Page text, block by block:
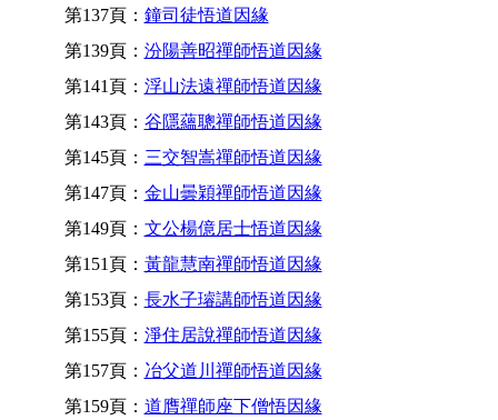
第137頁： 鐘司徒悟道因緣
第139頁： 汾陽善昭禪師悟道因緣
第141頁： 浮山法遠禪師悟道因緣
第143頁： 谷隱蘊聰禪師悟道因緣
第145頁： 三交智嵩禪師悟道因緣
第147頁： 金山曇穎禪師悟道因緣
第149頁： 文公楊億居士悟道因緣
第151頁： 黃龍慧南禪師悟道因緣
第153頁： 長水子璿講師悟道因緣
第155頁： 淨住居說禪師悟道因緣
第157頁： 冶父道川禪師悟道因緣
第159頁： 道膺禪師座下僧悟因緣